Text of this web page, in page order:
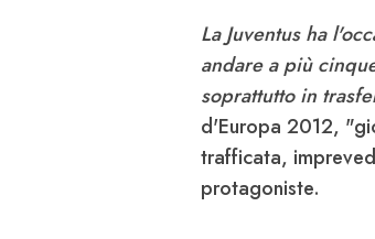
La Juventus ha
andare a più
soprattutto in
d'Europa 2012,
trafficata,
protagoniste.